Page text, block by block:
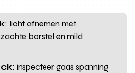
: licht afnemen met
borstel en mild
: inspecteer gaas spanning